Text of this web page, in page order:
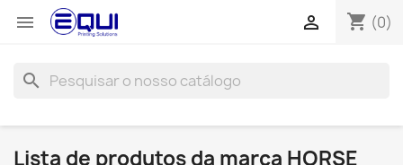
 shopping_cart (0)

search
Lista de produtos da marca HORSE